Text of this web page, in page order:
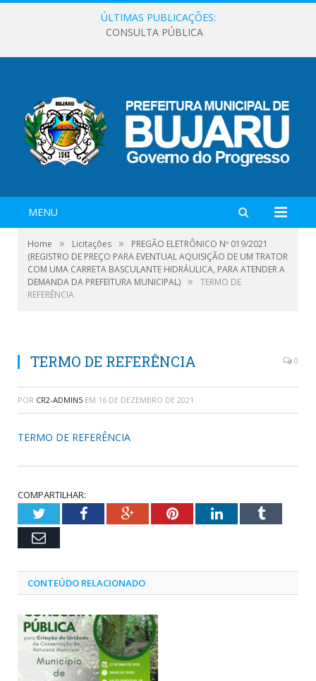
ÚLTIMAS PUBLICAÇÕES:
CONSULTA PÚBLICA
MENU
Home » Licitações »
PREGÃO ELETRÔNICO Nº 019/2021
(REGISTRO DE PREÇO PARA EVENTUAL AQUISIÇÃO DE UM TRATOR
COM UMA CARRETA BASCULANTE HIDRÁULICA, PARA ATENDER A
DEMANDA DA PREFEITURA MUNICIPAL) »
TERMO DE
REFERÊNCIA
TERMO DE REFERÊNCIA 0
POR CR2-ADMIN5 EM 16 DE DEZEMBRO DE 2021
TERMO DE REFERÊNCIA
COMPARTILHAR:
TwitterFacebookGoogle+PinterestLinkedInTumblr
Email
CONTEÚDO RELACIONADO